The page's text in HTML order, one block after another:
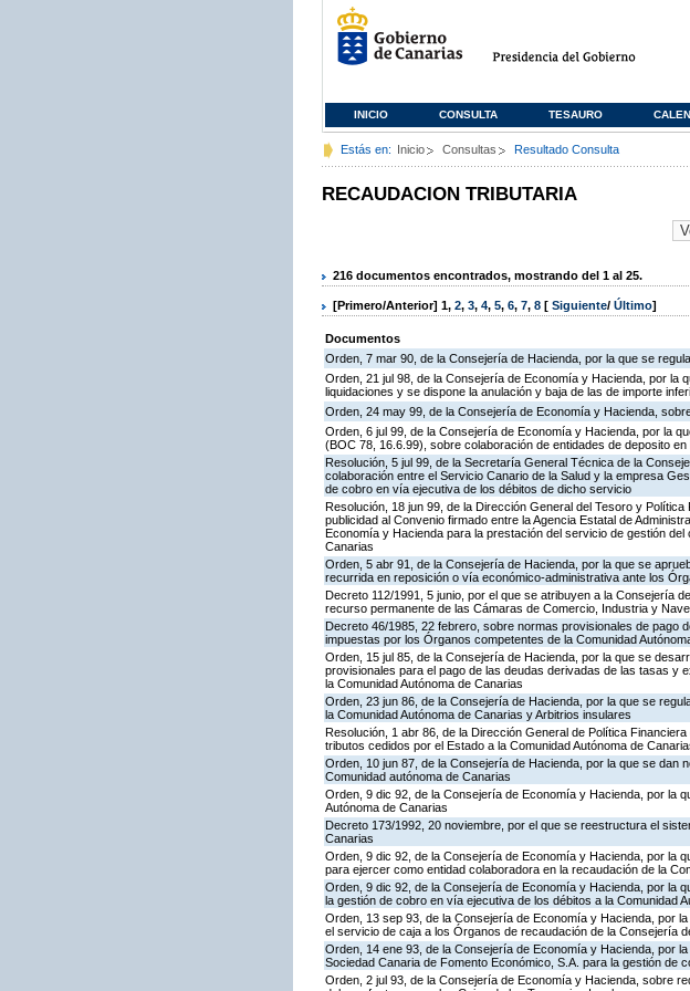
INICIO CONSULTA TESAURO
Estás en: Inicio Consultas Resultado Consulta
RECAUDACION TRIBUTARIA
216 documentos encontrados, mostrando del 1 al 25.
[Primero/Anterior] 1, 2, 3, 4, 5, 6, 7, 8 [ Siguiente/ Último]
Documentos
Orden, 7 mar 90, de la Consejería de Hacienda, por la que se
Orden, 21 jul 98, de la Consejería de Economía y Hacienda, por la
liquidaciones y se dispone la anulación y baja de las de importe
Orden, 24 may 99, de la Consejería de Economía y Hacienda,
Orden, 6 jul 99, de la Consejería de Economía y Hacienda, por la
(BOC 78, 16.6.99), sobre colaboración de entidades de deposito
Resolución, 5 jul 99, de la Secretaría General Técnica de la
colaboración entre el Servicio Canario de la Salud y la empresa
de cobro en vía ejecutiva de los débitos de dicho servicio
Resolución, 18 jun 99, de la Dirección General del Tesoro y
publicidad al Convenio firmado entre la Agencia Estatal de
Economía y Hacienda para la prestación del servicio de gestión
Canarias
Orden, 5 abr 91, de la Consejería de Hacienda, por la que se
recurrida en reposición o vía económico-administrativa ante los
Decreto 112/1991, 5 junio, por el que se atribuyen a la Consejería
recurso permanente de las Cámaras de Comercio, Industria y
Decreto 46/1985, 22 febrero, sobre normas provisionales de
impuestas por los Órganos competentes de la Comunidad
Orden, 15 jul 85, de la Consejería de Hacienda, por la que se
provisionales para el pago de las deudas derivadas de las tasas
la Comunidad Autónoma de Canarias
Orden, 23 jun 86, de la Consejería de Hacienda, por la que se
la Comunidad Autónoma de Canarias y Arbitrios insulares
Resolución, 1 abr 86, de la Dirección General de Política
tributos cedidos por el Estado a la Comunidad Autónoma de
Orden, 10 jun 87, de la Consejería de Hacienda, por la que se dan
Comunidad autónoma de Canarias
Orden, 9 dic 92, de la Consejería de Economía y Hacienda, por la
Autónoma de Canarias
Decreto 173/1992, 20 noviembre, por el que se reestructura el
Canarias
Orden, 9 dic 92, de la Consejería de Economía y Hacienda, por la
para ejercer como entidad colaboradora en la recaudación de la
Orden, 9 dic 92, de la Consejería de Economía y Hacienda, por la
la gestión de cobro en vía ejecutiva de los débitos a la Comunidad
Orden, 13 sep 93, de la Consejería de Economía y Hacienda, por
el servicio de caja a los Órganos de recaudación de la Consejería
Orden, 14 ene 93, de la Consejería de Economía y Hacienda, por
Sociedad Canaria de Fomento Económico, S.A. para la gestión de
Orden, 2 jul 93, de la Consejería de Economía y Hacienda, sobre